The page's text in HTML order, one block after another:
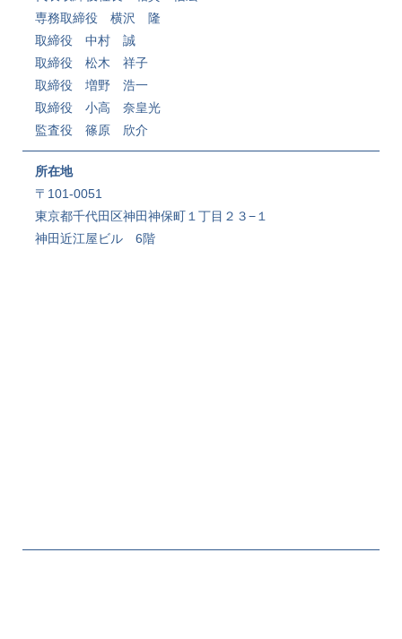
専務取締役​ 横沢 隆
取締役​ 中村 誠
取締役​ 松木 祥子
取締役 増野 浩一
取締役​ 小高 奈皇光
監査役​ 篠原 欣介
所在地
〒101-0051
東京都千代田区神田神保町１丁目２３−１
神田近江屋ビル 6階